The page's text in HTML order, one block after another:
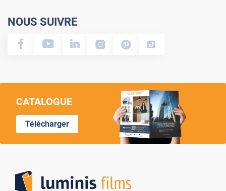
NOUS SUIVRE
CATALOGUE
Télécharger